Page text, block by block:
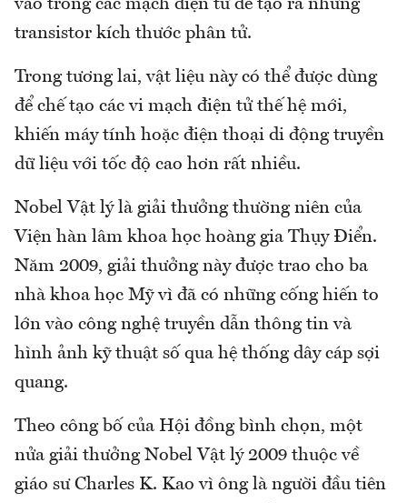
vào trong các mạch điện tử để tạo ra những
transistor kích thước phân tử.
Trong tương lai, vật liệu này có thể được dùng
để chế tạo các vi mạch điện tử thế hệ mới,
khiến máy tính hoặc điện thoại di động truyền
dữ liệu với tốc độ cao hơn rất nhiều.
Nobel Vật lý là giải thưởng thường niên của
Viện hàn lâm khoa học hoàng gia Thụy Điển.
Năm 2009, giải thưởng này được trao cho ba
nhà khoa học Mỹ vì đã có những cống hiến to
lớn vào công nghệ truyền dẫn thông tin và
hình ảnh kỹ thuật số qua hệ thống dây cáp sợi
quang.
Theo công bố của Hội đồng bình chọn, một
nửa giải thưởng Nobel Vật lý 2009 thuộc về
giáo sư Charles K. Kao vì ông là người đầu tiên